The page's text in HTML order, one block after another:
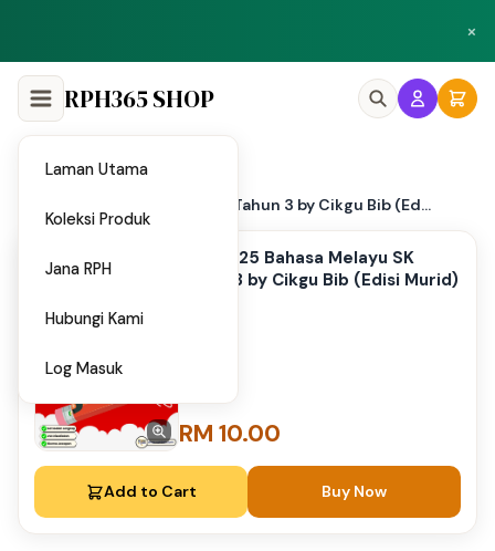
×
Laman Utama
Koleksi Produk
Jana RPH
Hubungi Kami
Log Masuk
RPH365 SHOP
Home
PPT 2025 Bahasa Melayu SK Tahun 3 by Cikgu Bib (Ed...
PPT 2025 Bahasa Melayu SK
Tahun 3 by Cikgu Bib (Edisi Murid)
RM 10.00
Add to Cart Buy Now